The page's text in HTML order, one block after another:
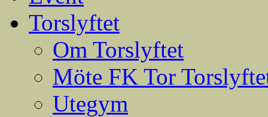
Torslyftet
Om Torslyftet
Möte FK Tor
Utegym